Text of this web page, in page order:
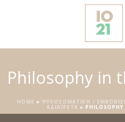
Philosophy in
HOME » ΨΥΧΟΣΩΜΑΤΙΚΉ /
ΑΔΙΑΊΡΕΤΑ »